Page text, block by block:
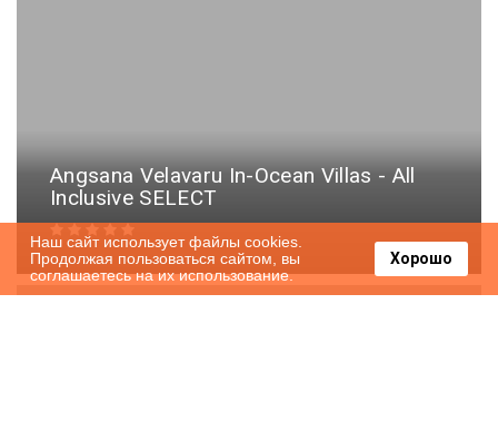
Angsana Velavaru In-Ocean Villas - All
Inclusive SELECT
Наш сайт использует файлы cookies.
Продолжая пользоваться сайтом, вы
соглашаетесь на их использование.
Хорошо